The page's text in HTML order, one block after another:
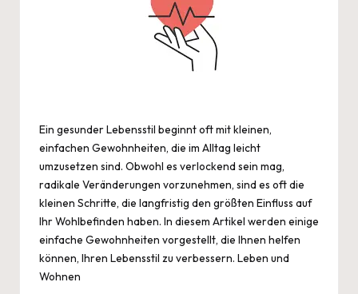
Ein gesunder Lebensstil beginnt oft mit kleinen,
einfachen Gewohnheiten, die im Alltag leicht
umzusetzen sind. Obwohl es verlockend sein mag,
radikale Veränderungen vorzunehmen, sind es oft die
kleinen Schritte, die langfristig den größten Einfluss auf
Ihr Wohlbefinden haben. In diesem Artikel werden einige
einfache Gewohnheiten vorgestellt, die Ihnen helfen
können, Ihren Lebensstil zu verbessern. Leben und
Wohnen